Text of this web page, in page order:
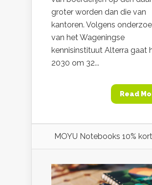
groter worden dan die van
kantoren. Volgens
van het Wageningse
kennisinstituut Alterra gaat
2030 om 32...
Read
MOYU Notebooks 10%